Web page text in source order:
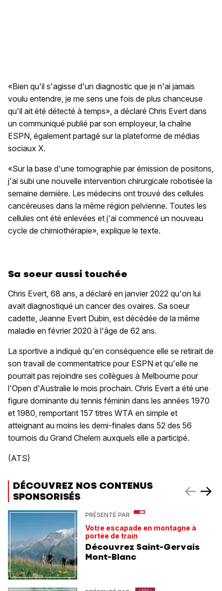
«Bien qu'il s'agisse d'un diagnostic que je n'ai jamais
voulu entendre, je me sens une fois de plus chanceuse
qu'il ait été détecté à temps», a déclaré Chris Evert dans
un communiqué publié par son employeur, la chaîne
ESPN, également partagé sur la plateforme de médias
sociaux X.
«Sur la base d'une tomographie par émission de positons,
j'ai subi une nouvelle intervention chirurgicale robotisée la
semaine dernière. Les médecins ont trouvé des cellules
cancéreuses dans la même région pelvienne. Toutes les
cellules ont été enlevées et j'ai commencé un nouveau
cycle de chimiothérapie», explique le texte.
Sa soeur aussi touchée
Chris Evert, 68 ans, a déclaré en janvier 2022 qu'on lui
avait diagnostiqué un cancer des ovaires. Sa soeur
cadette, Jeanne Evert Dubin, est décédée de la même
maladie en février 2020 à l'âge de 62 ans.
La sportive a indiqué qu'en conséquence elle se retirait de
son travail de commentatrice pour ESPN et qu'elle ne
pourrait pas rejoindre ses collègues à Melbourne pour
l'Open d'Australie le mois prochain. Chris Evert a été une
figure dominante du tennis féminin dans les années 1970
et 1980, remportant 157 titres WTA en simple et
atteignant au moins les demi-finales dans 52 des 56
tournois du Grand Chelem auxquels elle a participé.
(ATS)
DÉCOUVREZ NOS CONTENUS
SPONSORISÉS
PRÉSENTÉ PAR
Votre escapade en montagne à
portée de train
Découvrez Saint-Gervais
Mont-Blanc